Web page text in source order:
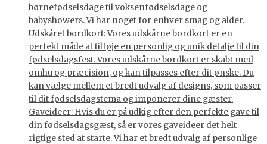
børnefødselsdage til voksenfødselsdage og
babyshowers. Vi har noget for enhver smag og alder.
Udskåret bordkort: Vores udskårne bordkort er en
perfekt måde at tilføje en personlig og unik detalje til din
fødselsdagsfest. Vores udskårne bordkort er skabt med
omhu og præcision, og kan tilpasses efter dit ønske. Du
kan vælge mellem et bredt udvalg af designs, som passer
til dit fødselsdagstema og imponerer dine gæster.
Gaveideer: Hvis du er på udkig efter den perfekte gave til
din fødselsdagsgæst, så er vores gaveideer det helt
rigtige sted at starte. Vi har et bredt udvalg af personlige